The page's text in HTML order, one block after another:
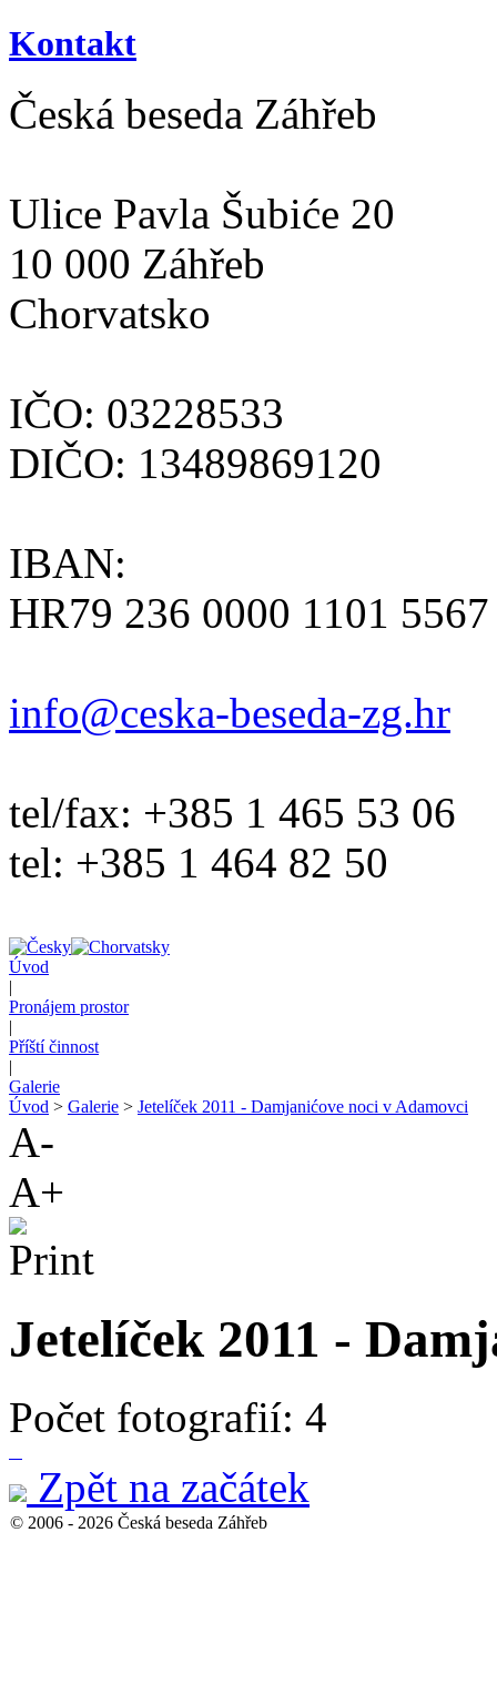
Kontakt
Česká beseda Záhřeb
Ulice Pavla Šubiće 20
10 000 Záhřeb
Chorvatsko
IČO: 03228533
DIČO: 13489869120
IBAN:
HR79 236 0000 1101
info@ceska-beseda-zg.hr
tel/fax: +385 1 465 53 06
tel: +385 1 464 82 50
Úvod
|
Pronájem prostor
|
Příští činnost
|
Galerie
Úvod > Galerie > Jetelíček 2011 - Damjanićove noci v Adamovci
A-
A+
Jetelíček 2011 -
Počet fotografií: 4
Zpět na začátek
© 2006 - 2026 Česká beseda Záhřeb